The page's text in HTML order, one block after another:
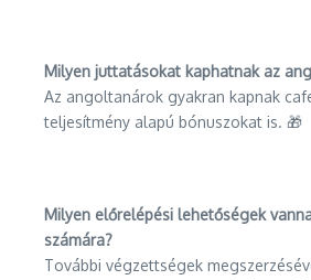
Milyen juttatásokat kaphatnak az
Az angoltanárok gyakran kapnak
teljesítmény alapú bónuszokat is. 🎁
Milyen előrelépési lehetőségek
számára?
További végzettségek